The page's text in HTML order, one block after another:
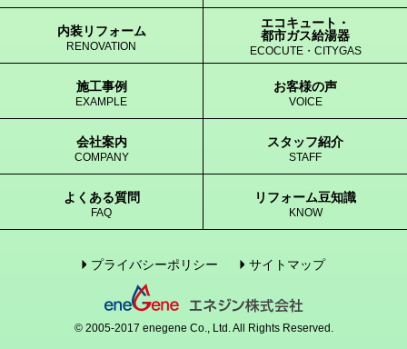
内装リフォーム
RENOVATION
エコキュート・
都市ガス給湯器
ECOCUTE・CITYGAS
施工事例
EXAMPLE
お客様の声
VOICE
会社案内
COMPANY
スタッフ紹介
STAFF
よくある質問
FAQ
リフォーム豆知識
KNOW
プライバシーポリシー サイトマップ
© 2005-2017 enegene Co., Ltd. All Rights Reserved.